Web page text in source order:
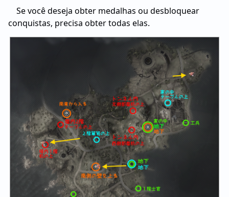
Se você deseja obter medalhas ou desbloquear
conquistas, precisa obter todas elas.